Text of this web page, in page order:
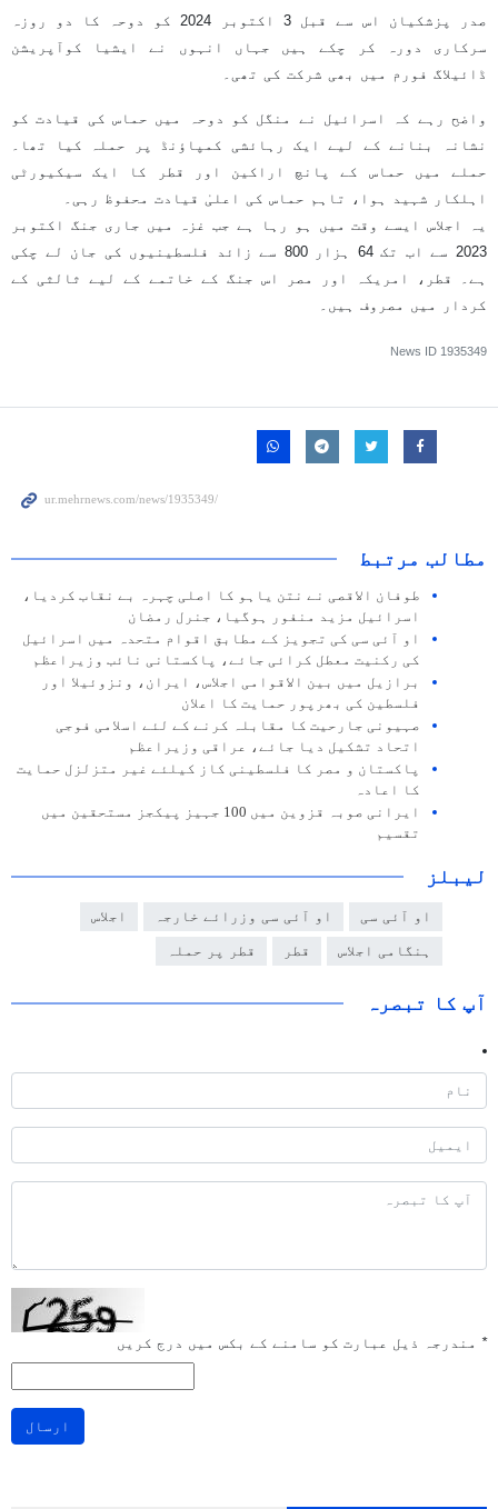
صدر پزشکیان اس سے قبل 3 اکتوبر 2024 کو دوحہ کا دو روزہ
سرکاری دورہ کر چکے ہیں جہاں انہوں نے ایشیا کوآپریشن
ڈائیلاگ فورم میں بھی شرکت کی تھی۔
واضح رہے کہ اسرائیل نے منگل کو دوحہ میں حماس کی قیادت کو
نشانہ بنانے کے لیے ایک رہائشی کمپاؤنڈ پر حملہ کیا تھا۔
حملے میں حماس کے پانچ اراکین اور قطر کا ایک سیکیورٹی
اہلکار شہید ہوا، تاہم حماس کی اعلیٰ قیادت محفوظ رہی۔
یہ اجلاس ایسے وقت میں ہو رہا ہے جب غزہ میں جاری جنگ اکتوبر
2023 سے اب تک 64 ہزار 800 سے زائد فلسطینیوں کی جان لے چکی
ہے۔ قطر، امریکہ اور مصر اس جنگ کے خاتمے کے لیے ثالثی کے
کردار میں مصروف ہیں۔
News ID 1935349
مطالب مرتبط
طوفان الاقصی نے نتن یاہو کا اصلی چہرہ بے نقاب کردیا،
اسرائیل مزید منفور ہوگیا، جنرل رمضان
او آئی سی کی تجویز کے مطابق اقوام متحدہ میں اسرائیل
کی رکنیت معطل کرائی جائے، پاکستانی نائب وزیراعظم
برازیل میں بین الاقوامی اجلاس، ایران، ونزوئیلا اور
فلسطین کی بھرپور حمایت کا اعلان
صہیونی جارحیت کا مقابلہ کرنے کے لئے اسلامی فوجی
اتحاد تشکیل دیا جائے، عراقی وزیراعظم
پاکستان و مصر کا فلسطینی کاز کیلئے غیر متزلزل حمایت
کا اعادہ
ایرانی صوبہ قزوین میں 100 جہیز پیکجز مستحقین میں
تقسیم
لیبلز
او آئی سی او آئی سی وزرائے خارجہ اجلاس
ہنگامی اجلاس قطر قطر پر حملہ
آپ کا تبصرہ
* مندرجہ ذیل عبارت کو سامنے کے بکس میں درج کریں
ارسال